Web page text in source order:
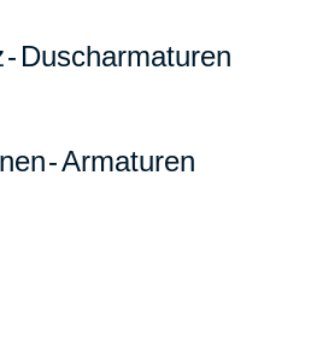
Duscharmaturen
n-Armaturen